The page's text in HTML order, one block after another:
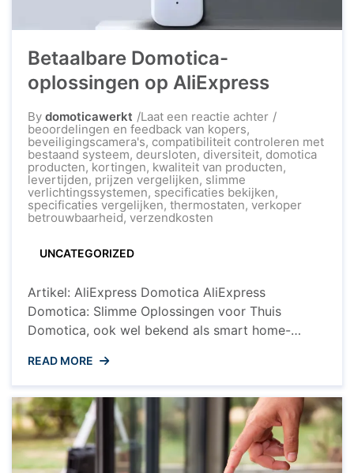
Betaalbare Domotica-
oplossingen op AliExpress
By domoticawerkt Laat een reactie achterop
Domotica-
oplossingen
op
beoordelingen en feedback van kopers,
beveiligingscamera's, compatibiliteit controleren met
bestaand systeem, deursloten, diversiteit, domotica
producten, kortingen, kwaliteit van producten,
levertijden, prijzen vergelijken, slimme
verlichtingssystemen, specificaties bekijken,
specificaties vergelijken, thermostaten, verkoper
betrouwbaarheid, verzendkosten
UNCATEGORIZED
Artikel: AliExpress Domotica AliExpress
Domotica: Slimme Oplossingen voor Thuis
Domotica, ook wel bekend als smart home-
huiseigenaren die hun woningen willen
automatiseren en efficiënter willen maken.
AliExpress, een van ’s werelds grootste online
retailers, biedt een breed scala aan domotica-
producten tegen betaalbare prijzen. Voordelen
van AliExpress Domotica AliExpress domotica-
READ MORE